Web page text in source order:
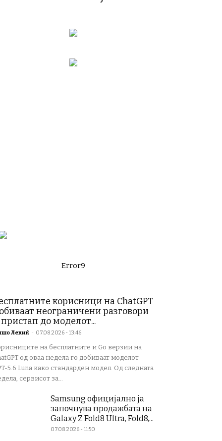
Error9
корисници на ChatGPT
неограничени разговори
до моделот...
Лекиќ - 07.08.2026 - 13:46
на бесплатните и Go верзии на
од оваа недела го добиваат моделот
5.6 Luna како стандарден модел. Од следната
сервисот за...
Samsung официјално ја
започнува продажбата на
Galaxy Z Fold8 Ultra, Fold8,...
07.08.2026 - 11:50